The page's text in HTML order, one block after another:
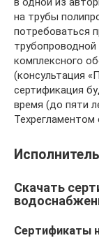
на трубы
потребоваться
комплексного
(консультация
сертификация
время (до пяти
Техрегламентом
Скачать
Сертификаты